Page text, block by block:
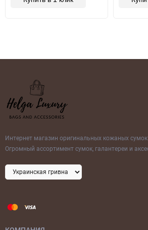
Интернет магазин оригинальных кожаных сумок
Огромный ассортимент сумок, галантереи и